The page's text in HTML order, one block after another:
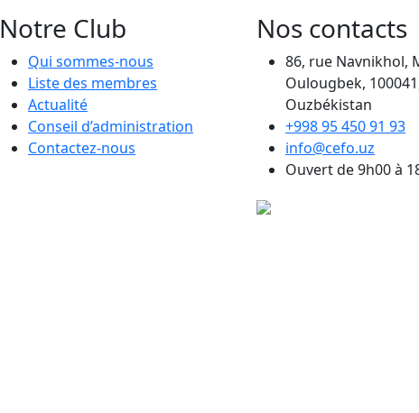
Notre Club
Qui sommes-nous
Liste des membres
Actualité
Conseil d’administration
Contactez-nous
Nos contacts
86, rue Navnikhol,
Oulougbek,
Ouzbékistan
+998 95 450 91 93
info@cefo.uz
Ouvert de 9h00 à